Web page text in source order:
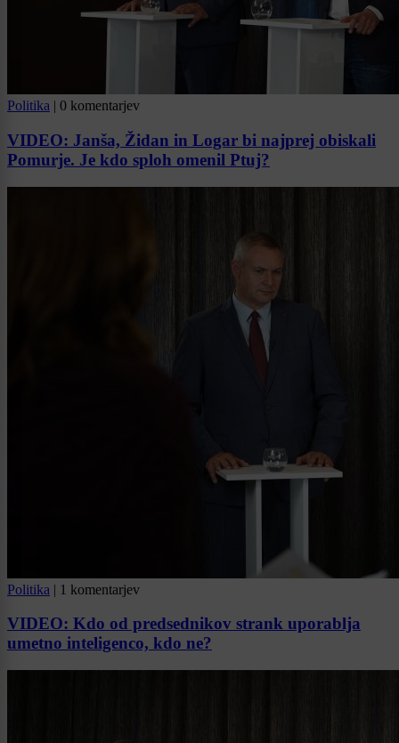
Politika | 0 komentarjev
VIDEO: Janša, Židan in Logar bi najprej obiskali
Pomurje. Je kdo sploh omenil Ptuj?
Politika | 1 komentarjev
VIDEO: Kdo od predsednikov strank uporablja
umetno inteligenco, kdo ne?